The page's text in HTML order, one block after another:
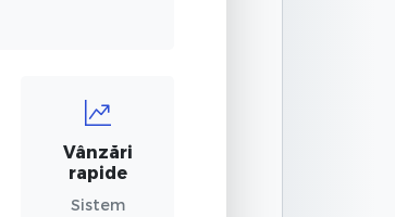
Vânzări
rapide
Sistem